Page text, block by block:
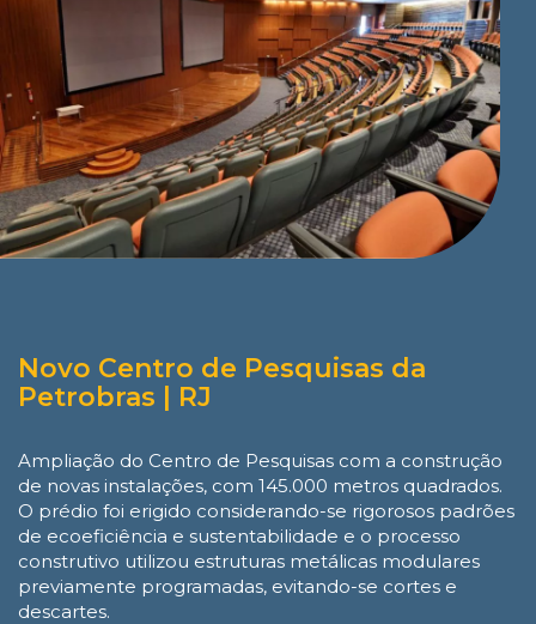
Novo Centro de Pesquisas da
Petrobras | RJ
Ampliação do Centro de Pesquisas com a construção
de novas instalações, com 145.000 metros quadrados.
O prédio foi erigido considerando-se rigorosos padrões
de ecoeficiência e sustentabilidade e o processo
construtivo utilizou estruturas metálicas modulares
previamente programadas, evitando-se cortes e
descartes.